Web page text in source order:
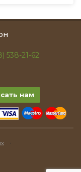
538-21-62
нам
·